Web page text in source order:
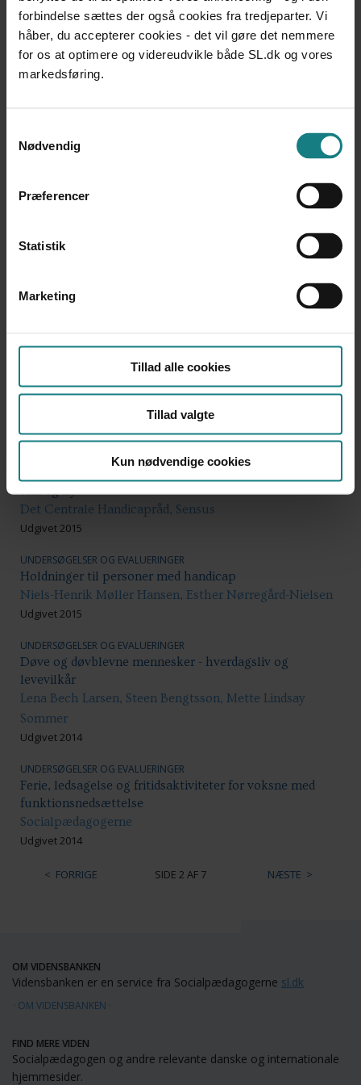
forbindelse sættes der også cookies fra tredjeparter. Vi
håber, du accepterer cookies - det vil gøre det nemmere
for os at optimere og videreudvikle både SL.dk og vores
markedsføring.
Nødvendig
Præferencer
Statistik
Marketing
Tillad alle cookies
Tillad valgte
Kun nødvendige cookies
Udgivet 2016
DOKUMENTATION OG UDVIKLINGSARBEJDE
Social it i kommunen
Socialt Udviklingscenter SUS
Voksenhandicap 2016
diskrimination på grund af handicap
Mads Pedersen, Signe Hinz Andersen, Stinne Skriver
Udgivet 2016
Befolkningens holdninger og handlinger i relation til
personer med handicap
Lise Hagelund, Henrik Holm Jensen, Mette Bøgelund, et
UNDERSØGELSER OG EVALUERINGER
Kortlægning af tilgængeligheden til kollektiv transport,
taxi og fly
Det Centrale Handicapråd, Sensus
Udgivet 2015
UNDERSØGELSER OG EVALUERINGER
Holdninger til personer med handicap
Niels-Henrik Møller Hansen, Esther Nørregård-Nielsen
Udgivet 2015
UNDERSØGELSER OG EVALUERINGER
Døve og døvblevne mennesker - hverdagsliv og
levevilkår
Lena Bech Larsen, Steen Bengtsson, Mette Lindsay
Sommer
Udgivet 2014
UNDERSØGELSER OG EVALUERINGER
Ferie, ledsagelse og fritidsaktiviteter for voksne med
funktionsnedsættelse
Socialpædagogerne
Udgivet 2014
FORRIGE SIDE 2 AF 7 NÆSTE
OM VIDENSBANKEN
Vidensbanken er en service fra Socialpædagogerne sl.dk
OM VIDENSBANKEN
FIND MERE VIDEN
Socialpædagogen og andre relevante danske og internationale
hjemmesider.